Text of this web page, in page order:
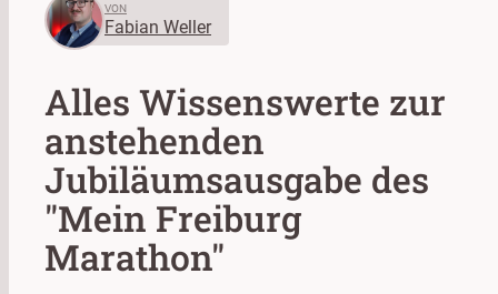
VON
Fabian Weller
Alles Wissenswerte zur
anstehenden
Jubiläumsausgabe des
"Mein Freiburg
Marathon"